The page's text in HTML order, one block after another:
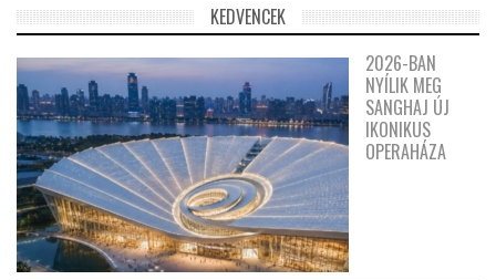
KEDVENCEK
2026-BAN
NYÍLIK MEG
SANGHAJ ÚJ
IKONIKUS
OPERAHÁZA